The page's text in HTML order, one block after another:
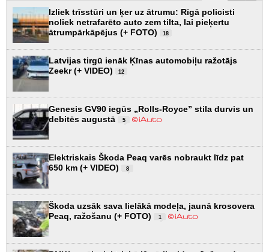
Izliek trīsstūri un ķer uz ātrumu: Rīgā policisti
noliek netrafarēto auto zem tilta, lai pieķertu
ātrumpārkāpējus (+ FOTO)
18
Latvijas tirgū ienāk Ķīnas automobiļu ražotājs
Zeekr (+ VIDEO)
12
Genesis GV90 iegūs „Rolls-Royce” stila durvis un
debitēs augustā
5
Elektriskais Škoda Peaq varēs nobraukt līdz pat
650 km (+ VIDEO)
8
Škoda uzsāk sava lielākā modeļa, jaunā krosovera
Peaq, ražošanu (+ FOTO)
1